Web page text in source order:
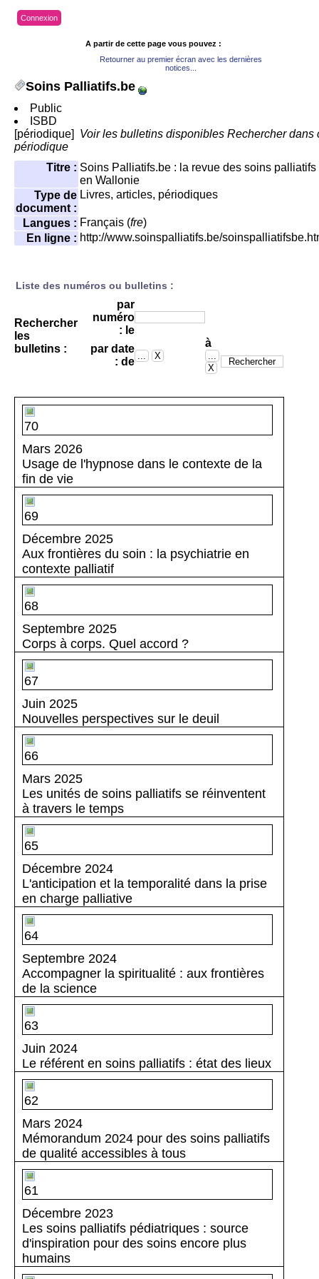
Connexion
A partir de cette page vous pouvez :
Retourner au premier écran avec les dernières
notices...
Soins Palliatifs.be
Public
ISBD
[périodique]
Voir les bulletins disponibles Rechercher dans
périodique
Titre : Soins Palliatifs.be : la revue des soins palliatifs
en Wallonie
Type de
document :
Livres, articles, périodiques
Langues : Français (fre)
En ligne : http://www.soinspalliatifs.be/
Liste des numéros ou bulletins :
Rechercher
les
bulletins :
par
numéro
: le
par date
: de
à
70
Mars 2026
Usage de l'hypnose dans le contexte de la
fin de vie
69
Décembre 2025
Aux frontières du soin : la psychiatrie en
contexte palliatif
68
Septembre 2025
Corps à corps. Quel accord ?
67
Juin 2025
Nouvelles perspectives sur le deuil
66
Mars 2025
Les unités de soins palliatifs se réinventent
à travers le temps
65
Décembre 2024
L'anticipation et la temporalité dans la prise
en charge palliative
64
Septembre 2024
Accompagner la spiritualité : aux frontières
de la science
63
Juin 2024
Le référent en soins palliatifs : état des lieux
62
Mars 2024
Mémorandum 2024 pour des soins palliatifs
de qualité accessibles à tous
61
Décembre 2023
Les soins palliatifs pédiatriques : source
d'inspiration pour des soins encore plus
humains